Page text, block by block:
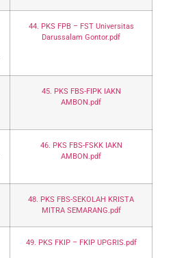
44. PKS FPB – FST Universitas
Darussalam Gontor.pdf
45. PKS FBS-FIPK IAKN
AMBON.pdf
46. PKS FBS-FSKK IAKN
AMBON.pdf
48. PKS FBS-SEKOLAH KRISTA
MITRA SEMARANG.pdf
49. PKS FKIP – FKIP UPGRIS.pdf